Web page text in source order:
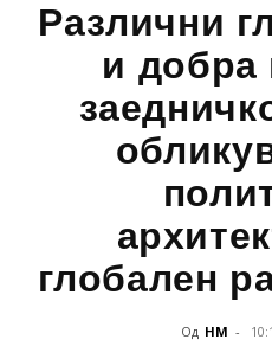
Различни
и добра
глобален
Од НМ -